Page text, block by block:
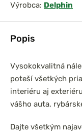
Popis
Vysokokvalitná
poteší všetkých
interiéru aj
vášho auta,
Dajte všetkým
Výrobca: Delphin